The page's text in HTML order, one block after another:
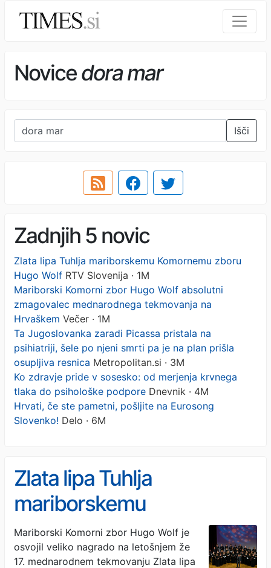
Novicedora mar
Išči
Zadnjih 5 novic
Zlata lipa Tuhlja mariborskemu Komornemu zboru
Hugo Wolf RTV Slovenija · 1M
Mariborski Komorni zbor Hugo Wolf absolutni
zmagovalec mednarodnega tekmovanja na
Hrvaškem Večer · 1M
Ta Jugoslovanka zaradi Picassa pristala na
psihiatriji, šele po njeni smrti pa je na plan prišla
osupljiva resnica Metropolitan.si · 3M
Ko zdravje pride v sosesko: od merjenja krvnega
tlaka do psihološke podpore Dnevnik · 4M
Hrvati, če ste pametni, pošljite na Eurosong
Slovenko! Delo · 6M
Zlata lipa Tuhlja
mariborskemu
Komornemu zboru Hugo
Wolf
Mariborski Komorni zbor Hugo Wolf je
osvojil veliko nagrado na letošnjem že
17. mednarodnem tekmovanju Zlata lipa